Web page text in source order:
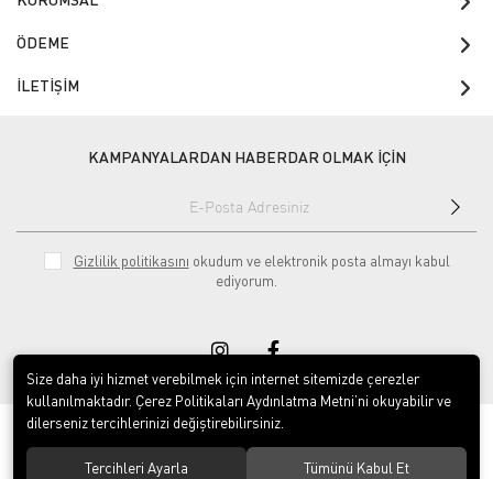
ÖDEME
İLETİŞİM
KAMPANYALARDAN HABERDAR OLMAK İÇİN
Gizlilik politikasını okudum ve elektronik posta almayı kabul
ediyorum.
© 2020Yayla Kuruyemiş İç ve Dış Ticaret Gıda Sanayi Limited Şirketi
hakları saklıdır.
Size daha iyi hizmet verebilmek için internet sitemizde çerezler
kullanılmaktadır. Çerez Politikaları Aydınlatma Metni’ni okuyabilir ve
dilerseniz tercihlerinizi değiştirebilirsiniz.
Tercihleri Ayarla Tümünü Kabul Et